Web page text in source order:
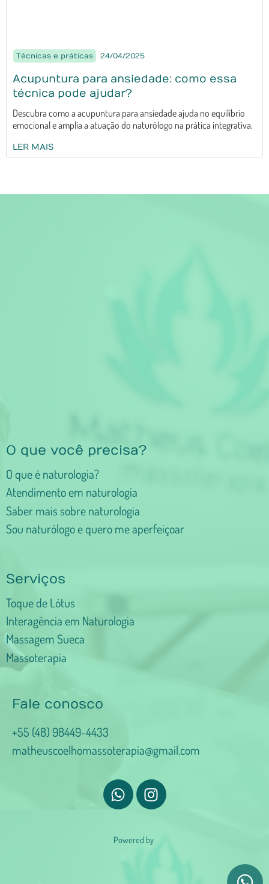
Técnicas e práticas 24/04/2025
Acupuntura para ansiedade: como essa
técnica pode ajudar?
Descubra como a acupuntura para ansiedade ajuda no equilíbrio
emocional e amplia a atuação do naturólogo na prática integrativa.
LER MAIS
O que você precisa?
O que é naturologia?
Atendimento em naturologia
Saber mais sobre naturologia
Sou naturólogo e quero me aperfeiçoar
Serviços
Toque de Lótus
Interagência em Naturologia
Massagem Sueca
Massoterapia
Fale conosco
+55 (48) 98449-4433
matheuscoelhomassoterapia@gmail.com
Powered by